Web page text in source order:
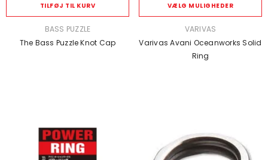
TILFØJ TIL KURV
BASS PUZZLE
The Bass Puzzle Knot Cap
VÆLG MULIGHEDER
VARIVAS
Varivas Avani Oceanworks Solid
Ring